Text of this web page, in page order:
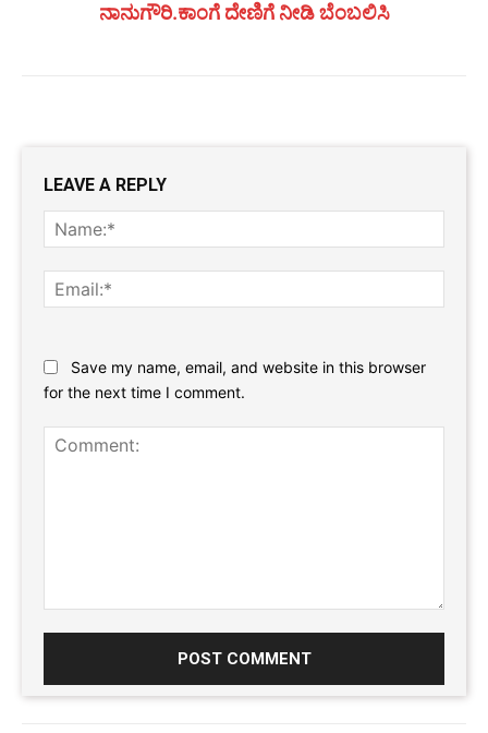
ನಾನುಗೌರಿ.ಕಾಂಗೆ ದೇಣಿಗೆ ನೀಡಿ ಬೆಂಬಲಿಸಿ
LEAVE A REPLY
Save my name, email, and website in this browser
for the next time I comment.